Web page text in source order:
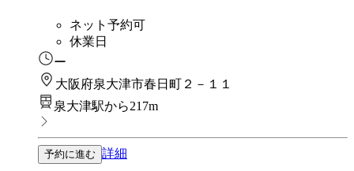
ネット予約可
休業日
ー
大阪府泉大津市春日町２－１１
泉大津駅から217m
予約に進む 詳細